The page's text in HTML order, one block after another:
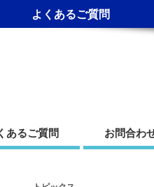
よくあるご質問
あるご質問 お問合わ